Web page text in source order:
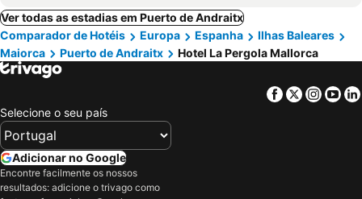
Ver todas as estadias em Puerto de Andraitx
Comparador de Hotéis
Europa Espanha
Ilhas Baleares
Maiorca
Puerto de Andraitx Hotel La Pergola Mallorca
Facebook
Twitter
Selecione o seu país
Adicionar no Google
Encontre facilmente os nossos
resultados: adicione o trivago como